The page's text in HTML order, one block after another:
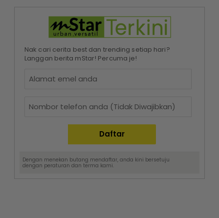
Nak cari cerita best dan trending setiap hari?
Langgan berita mStar! Percuma je!
Dengan menekan butang mendaftar, anda kini bersetuju
dengan peraturan dan terma kami.